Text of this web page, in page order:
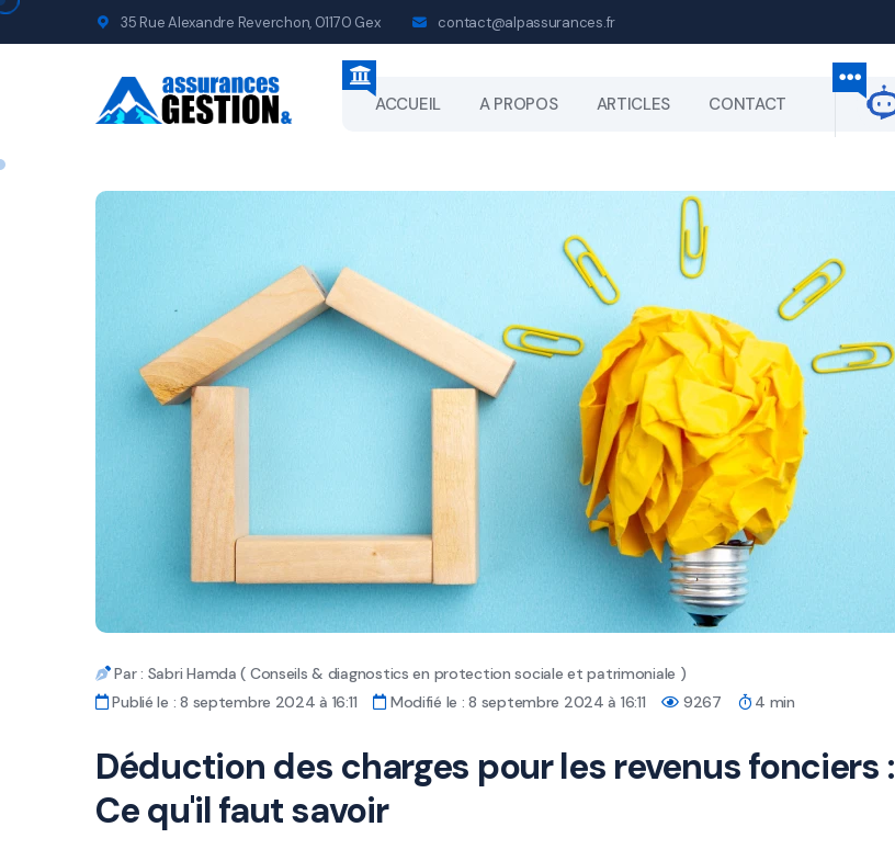
35 Rue Alexandre Reverchon, 01170 Gex contact@alpassurances.fr
ACCUEIL A PROPOS ARTICLES CONTACT
Par : Sabri Hamda ( Conseils & diagnostics en protection sociale et patrimoniale )
Publié le : 8 septembre 2024 à 16:11
Modifié le : 8 septembre 2024 à 16:11 9267 4 min
Déduction des charges pour les revenus fonciers :
Ce qu'il faut savoir